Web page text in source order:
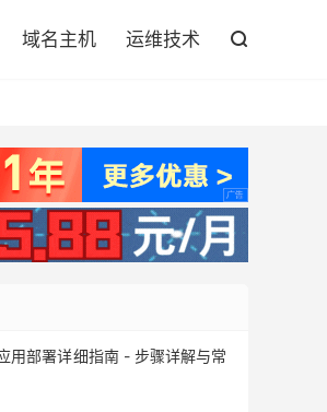
域名主机 运维技术 
用部署详细指南 - 步骤详解与常